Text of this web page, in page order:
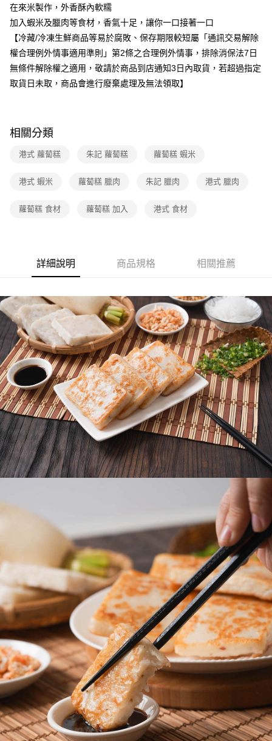
免運費
在來米製作，外香酥內軟糯
加入蝦米及臘肉等食材，香氣十足，讓你一口接著一口
【冷藏/冷凍生鮮商品等易於腐敗、保存期限較短屬「通訊交易解除
權合理例外情事適用準則」第2條之合理例外情事，排除消保法7日
無條件解除權之適用，敬請於商品到店通知3日內取貨，若超過指定
取貨日未取，商品會進行廢棄處理及無法領取】
相關分類
港式 蘿蔔糕 朱記 蘿蔔糕 蘿蔔糕 蝦米
港式 蝦米 蘿蔔糕 臘肉 朱記 臘肉 港式 臘肉
蘿蔔糕 食材 蘿蔔糕 加入 港式 食材
詳細說明 商品規格 相關推薦